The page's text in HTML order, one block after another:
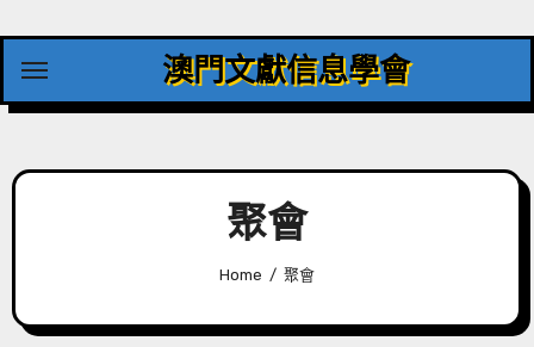
content
澳門文獻信息學會
聚會
Home 聚會